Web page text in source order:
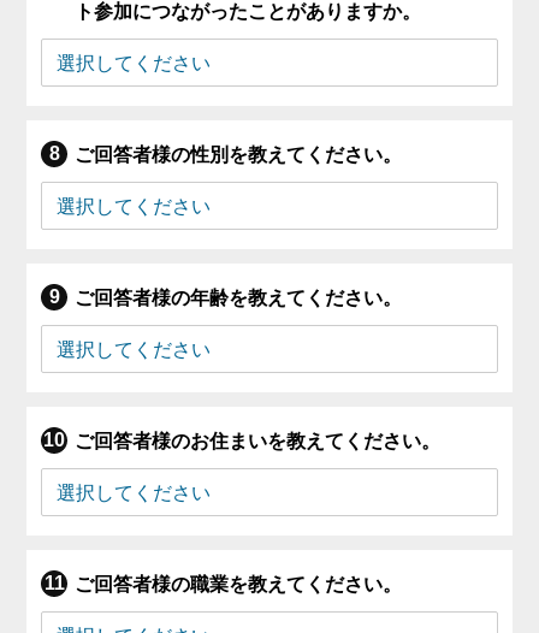
ト参加につながったことがありますか。
ご回答者様の性別を教えてください。
ご回答者様の年齢を教えてください。
ご回答者様のお住まいを教えてください。
ご回答者様の職業を教えてください。